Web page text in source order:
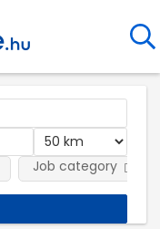
Job category